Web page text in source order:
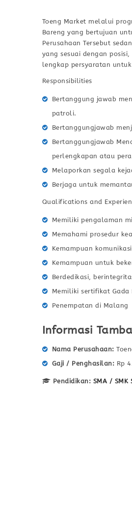
Toeng Market melalui
Bareng yang bertujuan
Perusahaan Tersebut
yang sesuai dengan
lengkap persyaratan untuk
Responsibilities
Bertanggung jawab
patroli.
Bertanggungjawab
Bertanggungjawab
perlengkapan atau
Melaporkan segala
Berjaga untuk
Qualifications and
Memiliki pengalaman
Memahami prosedur
Kemampuan
Kemampuan untuk
Berdedikasi,
Memiliki sertifikat Gada
Penempatan di Malang
Informasi
Nama Perusahaan
Gaji / Penghasilan
Rp
Pendidikan: SMA / SMK